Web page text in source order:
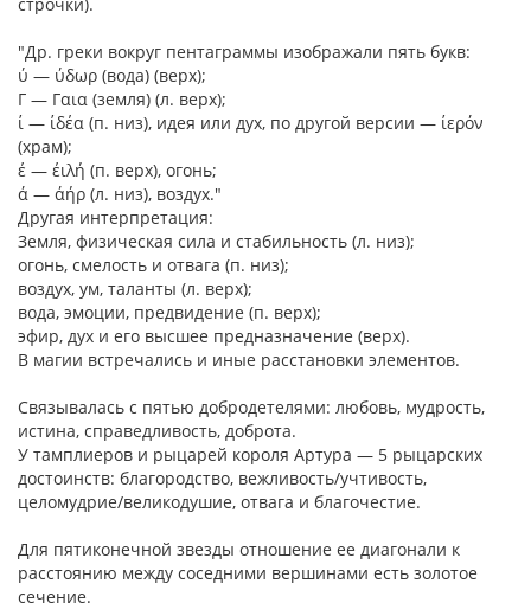
"Др. греки вокруг пентаграммы изображали пять букв:
ύ — ύδωρ (вода) (верх);
Γ — Γαια (земля) (л. верх);
ί — ίδέα (п. низ), идея или дух, по другой версии — ίερόν
(храм);
έ — έιλή (п. верх), огонь;
ά — άήρ (л. низ), воздух."
Другая интерпретация:
Земля, физическая сила и стабильность (л. низ);
огонь, смелость и отвага (п. низ);
воздух, ум, таланты (л. верх);
вода, эмоции, предвидение (п. верх);
эфир, дух и его высшее предназначение (верх).
В магии встречались и иные расстановки элементов.
Связывалась с пятью добродетелями: любовь, мудрость,
истина, справедливость, доброта.
У тамплиеров и рыцарей короля Артура — 5 рыцарских
достоинств: благородство, вежливость/учтивость,
целомудрие/великодушие, отвага и благочестие.
Для пятиконечной звезды отношение ее диагонали к
расстоянию между соседними вершинами есть золотое
сечение.